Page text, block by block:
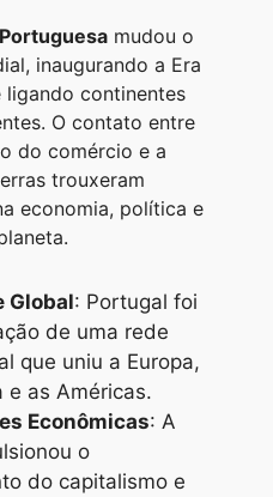
mudou o
inaugurando a Era
continentes
O contato entre
do comércio e a
trouxeram
economia, política e
Global: Portugal foi
de uma rede
que uniu a Europa,
e as Américas.
Econômicas: A
o
do capitalismo e